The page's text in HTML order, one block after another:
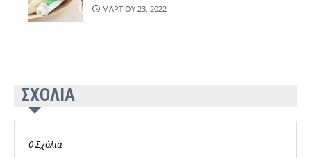
ΜΑΡΤΙΟΥ 23, 2022
ΣΧΟΛΙΑ
0 Σχόλια